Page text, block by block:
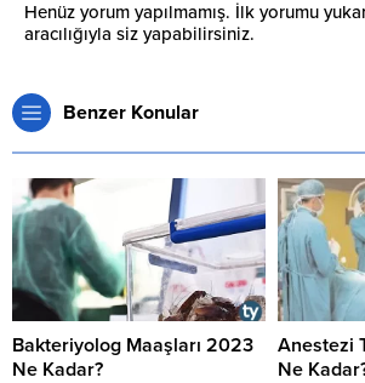
Henüz yorum yapılmamış. İlk yorumu
aracılığıyla siz yapabilirsiniz.
Benzer Konular
Bakteriyolog Maaşları 2023
Ne Kadar?
Anestezi
Ne